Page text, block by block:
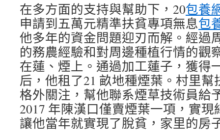
在多方面的支持與幫助下，20包養
申請到五萬元精準扶貧專項無息包
他多年的資金問題迎刃而解。經過
的務農經驗和對周邊種植行情的觀
在蓮、煙上。通過加工蓮子，獲得
后，他租了21 畝地種煙葉。村里
格外關注，幫他聯系煙草技術員給
2017 年陳漢口僅賣煙葉一項，實
讓他當年就實現了脫貧，家里的房